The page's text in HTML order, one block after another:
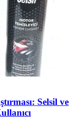
Selsil ve